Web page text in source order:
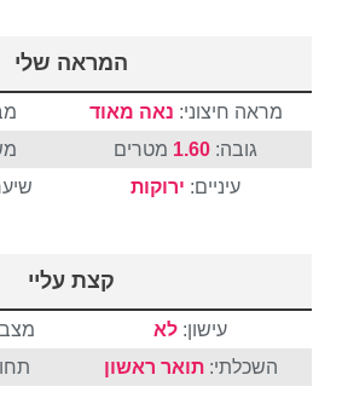
המראה שלי
מראה חיצוני: נאה מאוד
גובה: 1.60 מטרים
עיניים: ירוקות
קצת עליי
עישון: לא
השכלתי:תואר ראשון